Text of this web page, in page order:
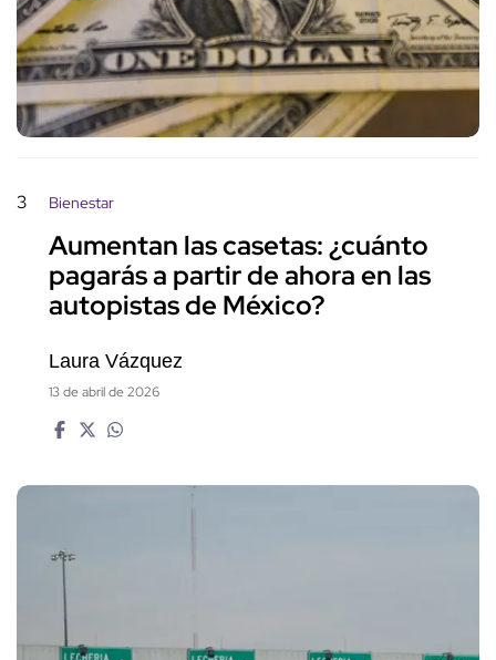
3 Bienestar
Aumentan las casetas: ¿cuánto
pagarás a partir de ahora en las
autopistas de México?
Laura Vázquez
13 de abril de 2026